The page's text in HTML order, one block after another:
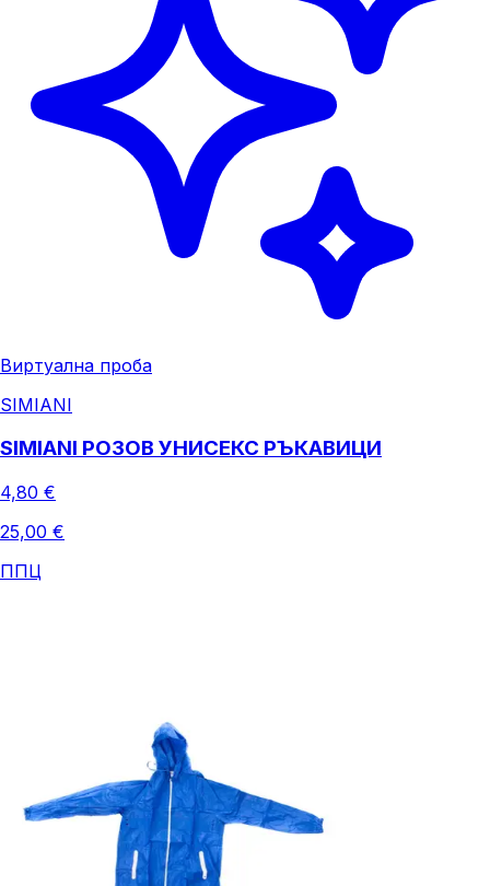
Виртуална проба
SIMIANI
SIMIANI РОЗОВ УНИСЕКС РЪКАВИЦИ
4,80 €
25,00 €
ППЦ